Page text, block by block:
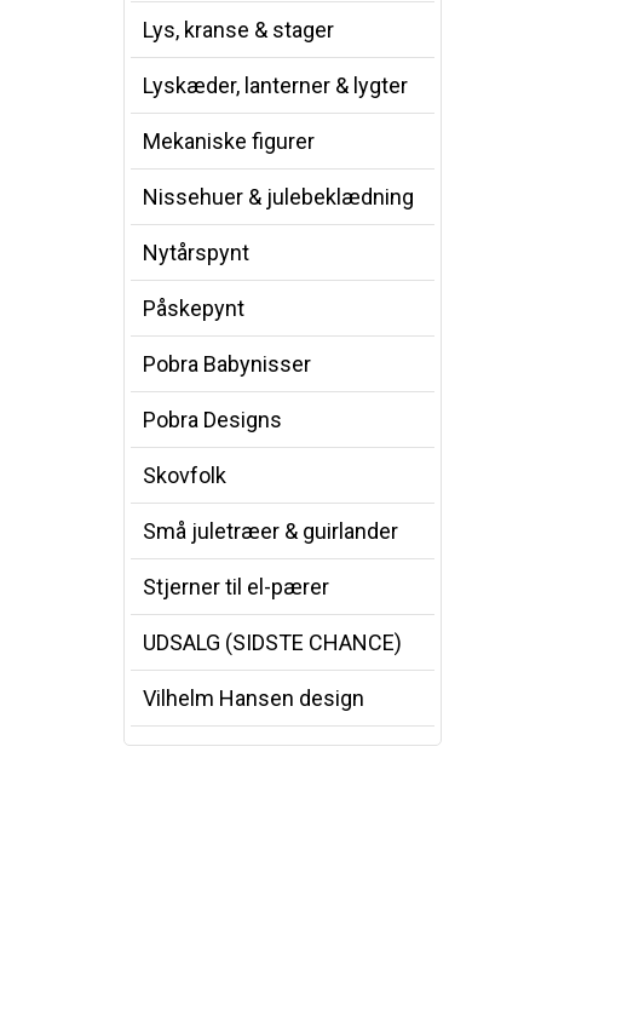
Lys, kranse & stager
Lyskæder, lanterner & lygter
Mekaniske figurer
Nissehuer & julebeklædning
Nytårspynt
Påskepynt
Pobra Babynisser
Pobra Designs
Skovfolk
Små juletræer & guirlander
Stjerner til el-pærer
UDSALG (SIDSTE CHANCE)
Vilhelm Hansen design